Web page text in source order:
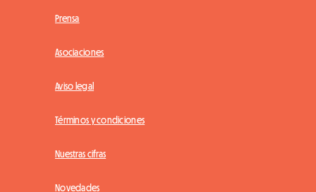
Prensa
Asociaciones
Aviso legal
Términos y condiciones
Nuestras cifras
Novedades